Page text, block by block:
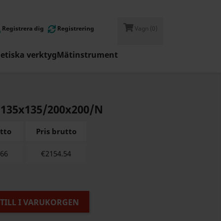
Registrera dig Registrering Vagn (0)
verktygMätinstrument
200x200/N
Pris brutto
€2154.54
I VARUKORGEN